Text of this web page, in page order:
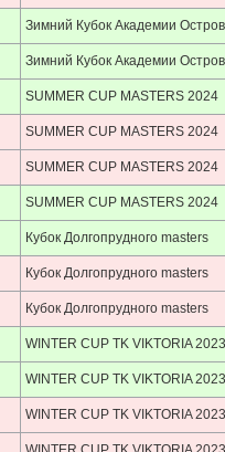
Зимний Кубок Академии
Зимний Кубок Академии
SUMMER CUP MASTERS 2024
SUMMER CUP MASTERS 2024
SUMMER CUP MASTERS 2024
SUMMER CUP MASTERS 2024
Кубок Долгопрудного masters
Кубок Долгопрудного masters
Кубок Долгопрудного masters
WINTER CUP TK VIKTORIA 2023
WINTER CUP TK VIKTORIA 2023
WINTER CUP TK VIKTORIA 2023